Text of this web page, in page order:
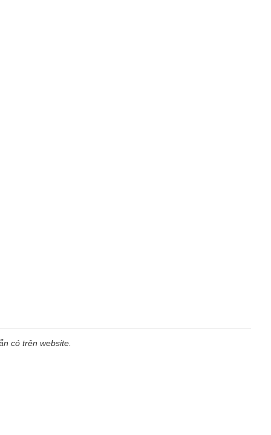
có trên website.